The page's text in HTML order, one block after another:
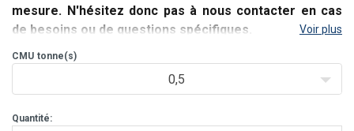
mesure. N'hésitez donc pas à nous contacter en cas
de besoins ou de questions spécifiques.
Palonnier de levage avec axe de suspension.
Faible hauteur perdue.
Réglable au moyen de tôles d'adaptation.
Voir plus
CMU tonne(s)
0,5
Quantité: